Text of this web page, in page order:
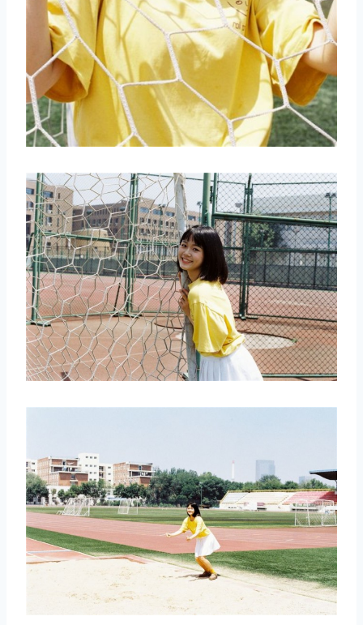
取消 搜索